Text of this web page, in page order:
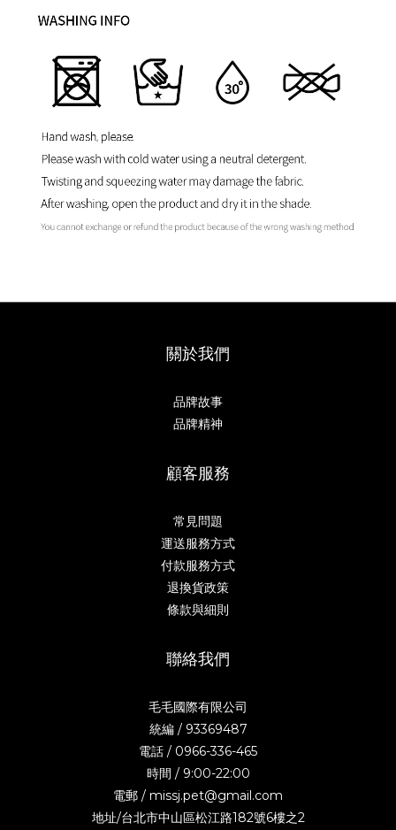
關於我們
品牌故事
品牌精神
顧客服務
常見問題
運送服務方式
付款服務方式
退換貨政策
條款與細則
聯絡我們
毛毛國際有限公司
統編 / 93369487
電話 / 0966-336-465
時間 / 9:00-22:00
電郵 / missj.pet@gmail.com
地址/台北市中山區松江路182號6樓之2